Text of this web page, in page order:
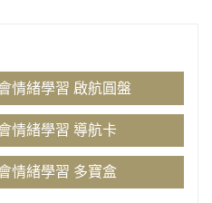
情緒學習 啟航圓盤
情緒學習 導航卡
情緒學習 多寶盒